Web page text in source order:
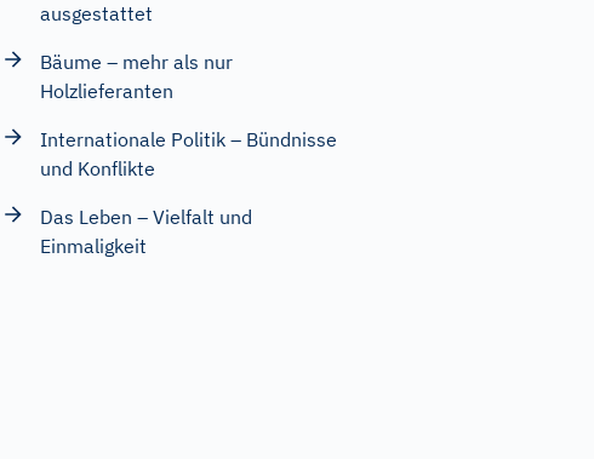
ausgestattet
Bäume – mehr als nur
Holzlieferanten
Internationale Politik – Bündnisse
und Konflikte
Das Leben – Vielfalt und
Einmaligkeit